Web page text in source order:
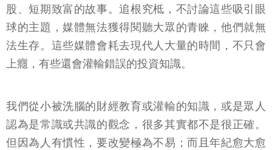
股、短期致富的故事。追根究柢，不討論這些吸引眼
球的主題，媒體無法獲得閱聽大眾的青睞，他們就無
法生存。這些媒體會耗去現代人大量的時間，不只會
上癮，有些還會灌輸錯誤的投資知識。
我們從小被洗腦的財經教育或灌輸的知識，或是眾人
認為是常識或共識的觀念，很多其實都不是很正確。
但因為人有慣性，要改變極為不易；而且年紀愈大愈